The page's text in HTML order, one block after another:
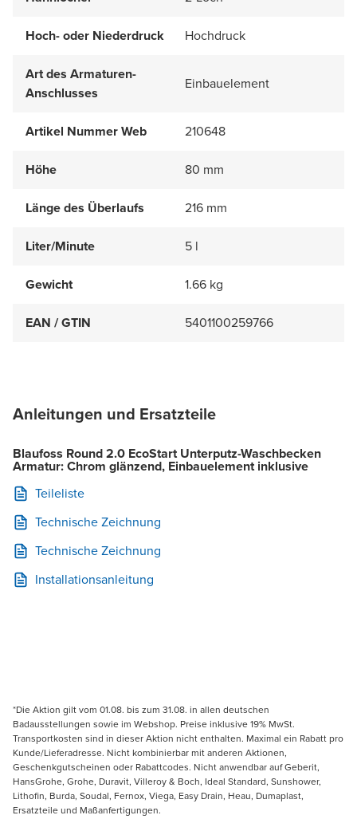
Hoch- oder Niederdruck Hochdruck
Art des Armaturen-
Anschlusses
Einbauelement
Artikel Nummer Web 210648
Höhe 80 mm
Länge des Überlaufs 216 mm
Liter/Minute 5 l
Gewicht 1.66 kg
EAN / GTIN 5401100259766
Anleitungen und Ersatzteile
Blaufoss Round 2.0 EcoStart Unterputz-Waschbecken
Armatur: Chrom glänzend, Einbauelement inklusive
Teileliste
Technische Zeichnung
Technische Zeichnung
Installationsanleitung
*Die Aktion gilt vom 01.08. bis zum 31.08. in allen deutschen
Badausstellungen sowie im Webshop. Preise inklusive 19% MwSt.
Transportkosten sind in dieser Aktion nicht enthalten. Maximal ein Rabatt pro
Kunde/Lieferadresse. Nicht kombinierbar mit anderen Aktionen,
Geschenkgutscheinen oder Rabattcodes. Nicht anwendbar auf Geberit,
HansGrohe, Grohe, Duravit, Villeroy & Boch, Ideal Standard, Sunshower,
Lithofin, Burda, Soudal, Fernox, Viega, Easy Drain, Heau, Dumaplast,
Ersatzteile und Maßanfertigungen.